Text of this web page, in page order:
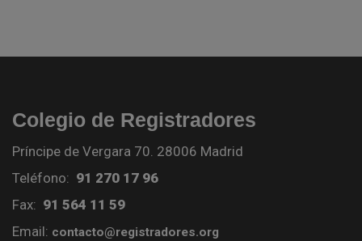
Colegio de Registradores
Príncipe de Vergara 70. 28006 Madrid
Teléfono: 91 270 17 96
Fax: 91 564 11 59
Email: contacto@registradores.org